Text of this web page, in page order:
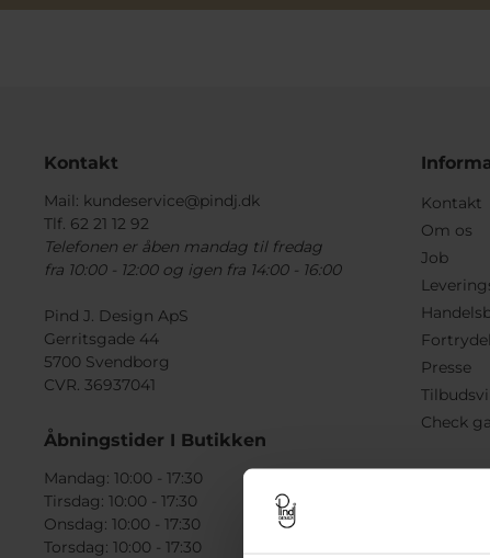
Kontakt
Mail: kundeservice@pindj.dk
Tlf. 62 21 12 92
Telefonen er åben mandag til fredag
fra 10:00 - 12:00 og igen fra 14:00 - 16:00
Pind J. Design ApS
Gerritsgade 44
5700 Svendborg
CVR. 36937041
Åbningstider I Butikken
Mandag: 10:00 - 17:30
Tirsdag: 10:00 - 17:30
Onsdag: 10:00 - 17:30
Torsdag: 10:00 - 17:30
Kontakt
Om os
Job
Presse
Check